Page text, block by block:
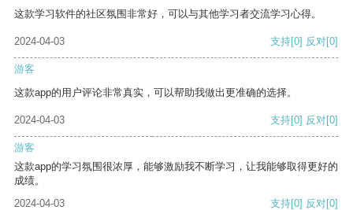
这款学习软件的社区氛围非常好，可以与其他学习者交流学习心得。
2024-04-03 支持[0] 反对[0]
游客
这款app的用户评论非常真实，可以帮助我做出更准确的选择。
2024-04-03 支持[0] 反对[0]
游客
这款app的学习氛围很浓厚，能够激励我不断学习，让我能够取得更好的
成绩。
2024-04-03
支持[0] 反对[0]